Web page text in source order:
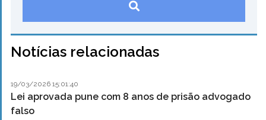
Notícias relacionadas
19/03/2026 15:01:40
Lei aprovada pune com 8 anos de prisão advogado
falso